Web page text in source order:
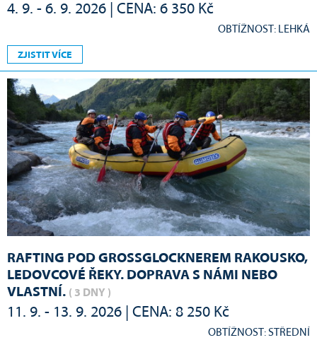
4. 9. - 6. 9. 2026 | CENA: 6 350 Kč
OBTÍŽNOST: LEHKÁ
ZJISTIT VÍCE
RAFTING POD GROSSGLOCKNEREM RAKOUSKO,
LEDOVCOVÉ ŘEKY. DOPRAVA S NÁMI NEBO
VLASTNÍ. ( 3 DNY )
11. 9. - 13. 9. 2026 | CENA: 8 250 Kč
OBTÍŽNOST: STŘEDNÍ